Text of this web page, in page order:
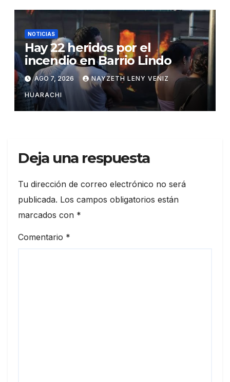
NOTICIAS
Hay 22 heridos por el
incendio en Barrio Lindo
AGO 7, 2026 NAYZETH LENY VENIZ
HUARACHI
Deja una respuesta
Tu dirección de correo electrónico no será
publicada. Los campos obligatorios están
marcados con *
Comentario *